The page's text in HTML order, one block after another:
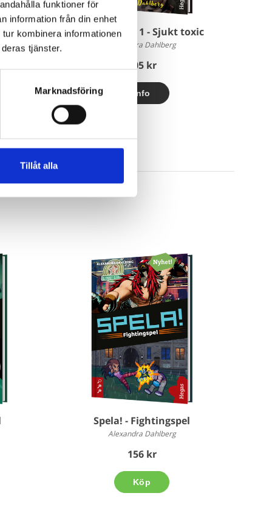
funktioner för
information från din enhet
kombinera informationen
tjänster.
Marknadsföring
Tillåt alla
Snapstories 1 - Sjukt toxic
Alexandra Dahlberg
205 kr
Spela! - Fightingspel
Alexandra Dahlberg
156 kr
Köp